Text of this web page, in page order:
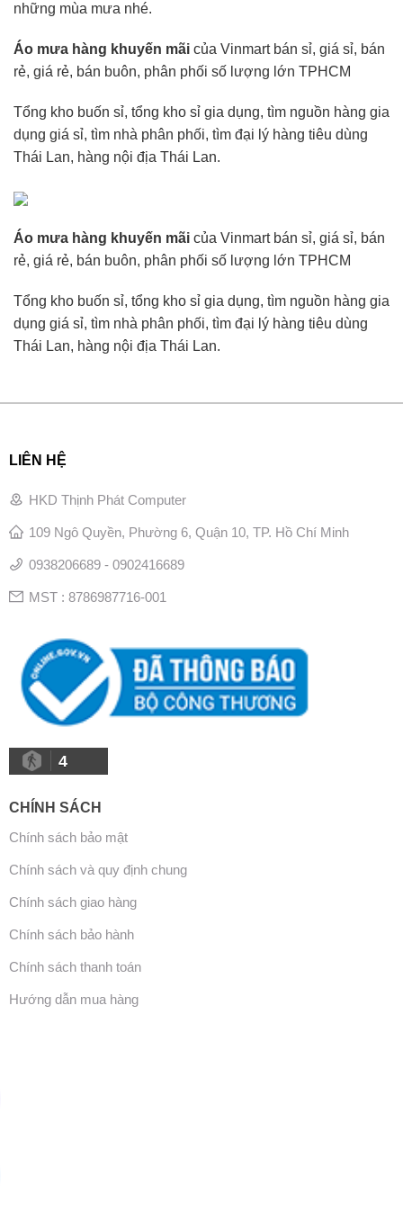
những mùa mưa nhé.
Áo mưa hàng khuyến mãi của Vinmart bán sỉ, giá sỉ, bán
rẻ, giá rẻ, bán buôn, phân phối số lượng lớn TPHCM
Tổng kho buốn sỉ, tổng kho sỉ gia dụng, tìm nguồn hàng gia
dụng giá sỉ, tìm nhà phân phối, tìm đại lý hàng tiêu dùng
Thái Lan, hàng nội địa Thái Lan.
Áo mưa hàng khuyến mãi của Vinmart bán sỉ, giá sỉ, bán
rẻ, giá rẻ, bán buôn, phân phối số lượng lớn TPHCM
Tổng kho buốn sỉ, tổng kho sỉ gia dụng, tìm nguồn hàng gia
dụng giá sỉ, tìm nhà phân phối, tìm đại lý hàng tiêu dùng
Thái Lan, hàng nội địa Thái Lan.
LIÊN HỆ
HKD Thịnh Phát Computer
109 Ngô Quyền, Phường 6, Quận 10, TP. Hồ Chí Minh
0938206689 - 0902416689
MST : 8786987716-001
4
CHÍNH SÁCH
Chính sách bảo mật
Chính sách và quy định chung
Chính sách giao hàng
Chính sách bảo hành
Chính sách thanh toán
Hướng dẫn mua hàng